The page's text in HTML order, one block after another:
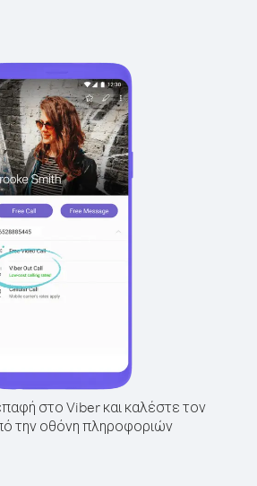
στο Viber και καλέστε τον
την οθόνη πληροφοριών